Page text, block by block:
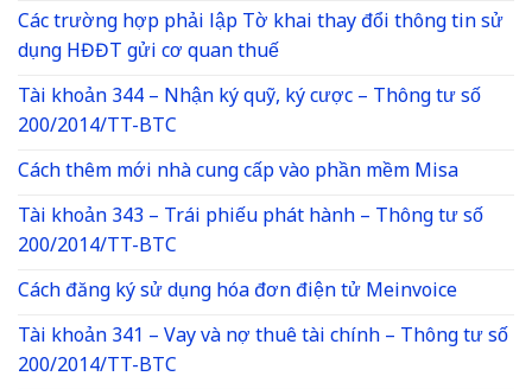
Các trường hợp phải lập Tờ khai thay đổi thông tin sử
dụng HĐĐT gửi cơ quan thuế
Tài khoản 344 – Nhận ký quỹ, ký cược – Thông tư số
200/2014/TT-BTC
Cách thêm mới nhà cung cấp vào phần mềm Misa
Tài khoản 343 – Trái phiếu phát hành – Thông tư số
200/2014/TT-BTC
Cách đăng ký sử dụng hóa đơn điện tử Meinvoice
Tài khoản 341 – Vay và nợ thuê tài chính – Thông tư số
200/2014/TT-BTC